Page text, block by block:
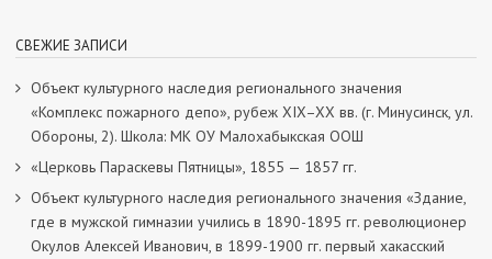
СВЕЖИЕ ЗАПИСИ
Объект культурного наследия регионального значения
«Комплекс пожарного депо», рубеж XIX–XX вв. (г. Минусинск, ул.
Обороны, 2). Школа: МК ОУ Малохабыкская ООШ
«Церковь Параскевы Пятницы», 1855 — 1857 гг.
Объект культурного наследия регионального значения «Здание,
где в мужской гимназии учились в 1890-1895 гг. революционер
Окулов Алексей Иванович, в 1899-1900 гг. первый хакасский